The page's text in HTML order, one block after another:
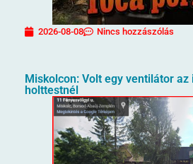
2026-08-08 Nincs hozzászólás
Miskolcon: Volt egy ventilátor az
holttestnél